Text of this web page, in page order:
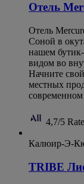
Отель
Отель
Соной в
нашем
видом во
Начните
местных
современном
4,7/5
Калюир-Э-
TRIBE